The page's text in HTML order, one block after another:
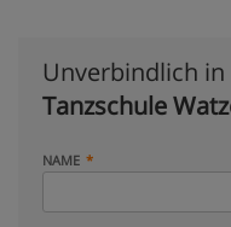
Unverbindlich
Tanzschule
NAME